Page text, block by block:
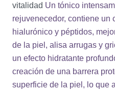
vitalidad Un tónico
rejuvenecedor, contiene un
hialurónico y péptidos,
de la piel, alisa arrugas y
un efecto hidratante
creación de una barrera
superficie de la piel, lo que